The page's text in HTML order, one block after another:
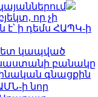
որ չի
է՝ ի դեմս ՀԱՊԿ-ի
կապված
բանակը
գնացքին
ի նոր